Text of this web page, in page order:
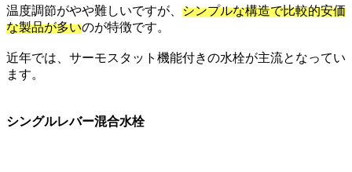
温度調節がやや難しいですが、 シンプルな構造で比較的安価
な製品が多いのが特徴です。
近年では、サーモスタット機能付きの水栓が主流となってい
ます。
シングルレバー混合水栓